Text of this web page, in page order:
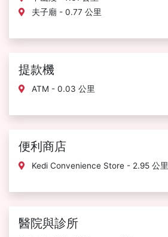
夫子廟 - 0.77 公里
提款機
ATM - 0.03 公里
便利商店
Kedi Convenience Store - 2.95 公里
醫院與診所